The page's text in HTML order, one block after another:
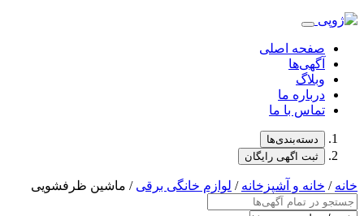
صفحه اصلی
آگهی‌ها
وبلاگ
درباره ما
تماس با ما
دسته‌بندی‌ها
ثبت اگهی رایگان
خانه / خانه و آشپزخانه / لوازم خانگی برقی / ماشین ظرفشویی